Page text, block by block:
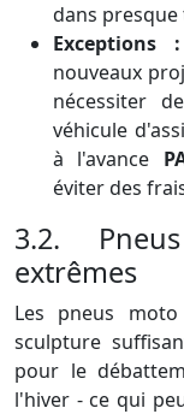
dans
Exceptions :
nouveaux
nécessiter
véhicule
à l'avance
éviter des
3.2.
extrêmes
Les pneus
sculpture
pour le
l'hiver - ce qui